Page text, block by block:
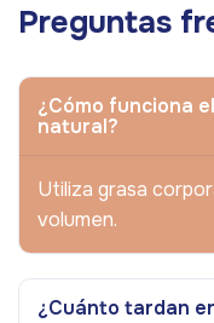
Preguntas
¿Cómo funciona
natural?
Utiliza grasa
volumen.
¿Cuánto tardan